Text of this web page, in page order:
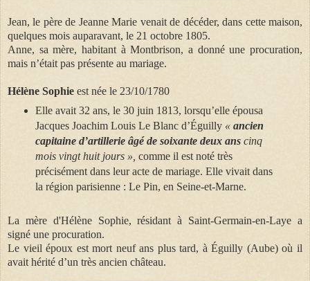
Jean, le père de Jeanne Marie venait de décéder, dans cette maison,
quelques mois auparavant, le 21 octobre 1805.
Anne, sa mère, habitant à Montbrison, a donné une procuration,
mais n’était pas présente au mariage.
Hélène Sophie est née le 23/10/1780
Elle avait 32 ans, le 30 juin 1813, lorsqu’elle épousa
Jacques Joachim Louis Le Blanc d’Éguilly « ancien
capitaine d’artillerie âgé de soixante deux ans cinq
mois vingt huit jours », comme il est noté très
précisément dans leur acte de mariage. Elle vivait dans
la région parisienne : Le Pin, en Seine-et-Marne.
La mère d'Hélène Sophie, résidant à Saint-Germain-en-Laye a
signé une procuration.
Le vieil époux est mort neuf ans plus tard, à Éguilly (Aube) où il
avait hérité d’un très ancien château.